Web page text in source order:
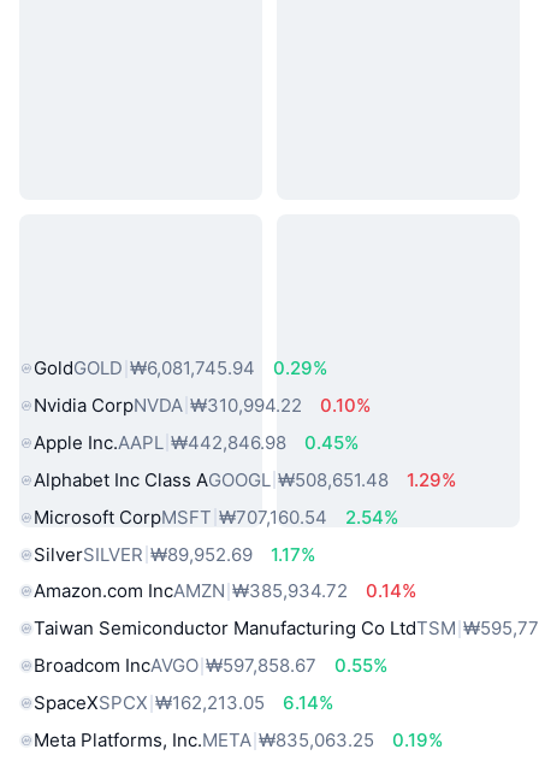
GoldGOLD ₩6,081,745.94
0.29%
Nvidia CorpNVDA ₩310,994.22
0.10%
Apple Inc.AAPL ₩442,846.98
0.45%
Alphabet Inc Class AGOOGL ₩508,651.48
1.29%
Microsoft CorpMSFT ₩707,160.54
2.54%
SilverSILVER ₩89,952.69
1.17%
Amazon.com IncAMZN ₩385,934.72
0.14%
Taiwan Semiconductor Manufacturing Co LtdTSM
Broadcom IncAVGO ₩597,858.67
0.55%
SpaceXSPCX ₩162,213.05
6.14%
Meta Platforms, Inc.META ₩835,063.25
0.19%